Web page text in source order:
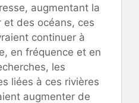
augmentant la
et des océans, ces
continuer à
en fréquence et en
les
liées à ces rivières
augmenter de